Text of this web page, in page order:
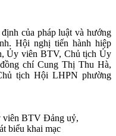
của pháp luật và hướng
Hội nghị tiến hành hiệp
Ủy viên BTV, Chủ tịch Ủy
chí Cung Thị Thu Hà,
tịch Hội LHPN phường
viên BTV Đảng uỷ,
biểu khai mạc